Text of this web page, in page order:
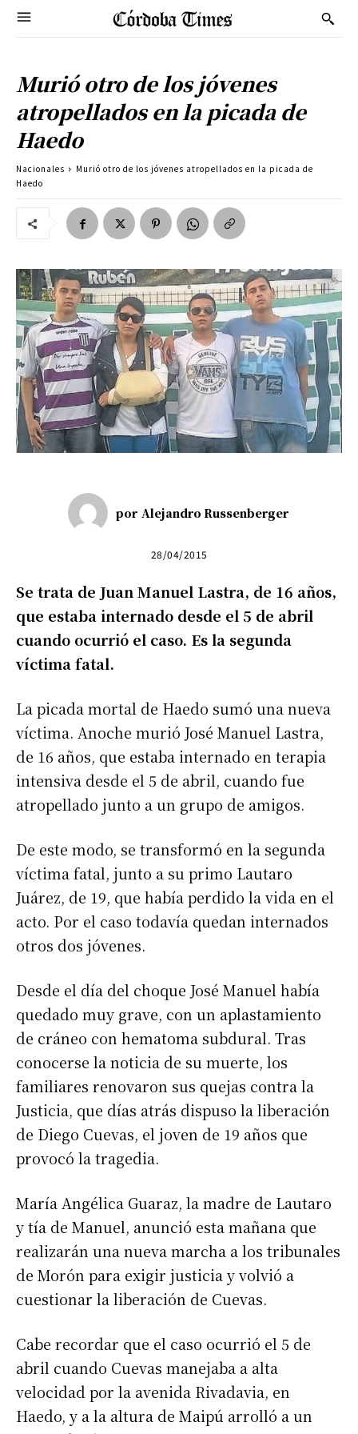
Murió otro de los jóvenes
atropellados en la picada de
Haedo
Nacionales
Murió otro de los jóvenes atropellados en la picada de
Haedo
por Alejandro Russenberger
28/04/2015
Se trata de Juan Manuel Lastra, de 16 años,
que estaba internado desde el 5 de abril
cuando ocurrió el caso. Es la segunda
víctima fatal.
La picada mortal de Haedo sumó una nueva
víctima. Anoche murió José Manuel Lastra,
de 16 años, que estaba internado en terapia
intensiva desde el 5 de abril, cuando fue
atropellado junto a un grupo de amigos.
De este modo, se transformó en la segunda
víctima fatal, junto a su primo Lautaro
Juárez, de 19, que había perdido la vida en el
acto. Por el caso todavía quedan internados
otros dos jóvenes.
Desde el día del choque José Manuel había
quedado muy grave, con un aplastamiento
de cráneo con hematoma subdural. Tras
conocerse la noticia de su muerte, los
familiares renovaron sus quejas contra la
Justicia, que días atrás dispuso la liberación
de Diego Cuevas, el joven de 19 años que
provocó la tragedia.
María Angélica Guaraz, la madre de Lautaro
y tía de Manuel, anunció esta mañana que
realizarán una nueva marcha a los tribunales
de Morón para exigir justicia y volvió a
cuestionar la liberación de Cuevas.
Cabe recordar que el caso ocurrió el 5 de
abril cuando Cuevas manejaba a alta
velocidad por la avenida Rivadavia, en
Haedo, y a la altura de Maipú arrolló a un